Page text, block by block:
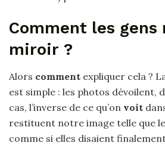
Comment les gens
miroir ?
Alors comment expliquer cela ?
est simple : les photos dévoilent,
cas, l’inverse de ce qu’on voit
restituent notre image telle que
comme si elles disaient